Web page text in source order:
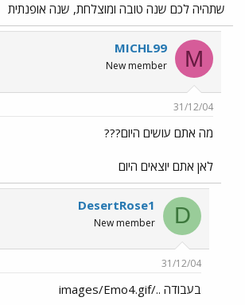
שתהיה לכם שנה טובה ומוצלחת, שנה אופנתית
M
MICHL99
New member
31/12/04
מה אתם עושים היום???
לאן אתם יוצאים היום
D
DesertRose1
New member
31/12/04
בעבודה ../images/Emo4.gif